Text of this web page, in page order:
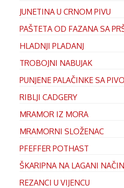
JUNETINA U CRNOM PIVU
PAŠTETA OD FAZANA SA
HLADNJI PLADANJ
TROBOJNI NABUJAK
PUNJENE PALAČINKE SA
RIBLJI CADGERY
MRAMOR IZ MORA
MRAMORNI SLOŽENAC
PFEFFER POTHAST
ŠKARIPNA NA LAGANI NAČIN
REZANCI U VIJENCU